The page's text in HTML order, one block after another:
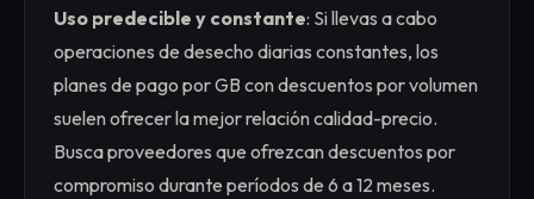
Uso predecible y constante: Si llevas a cabo
operaciones de desecho diarias constantes, los
planes de pago por GB con descuentos por volumen
suelen ofrecer la mejor relación calidad-precio.
Busca proveedores que ofrezcan descuentos por
compromiso durante períodos de 6 a 12 meses.